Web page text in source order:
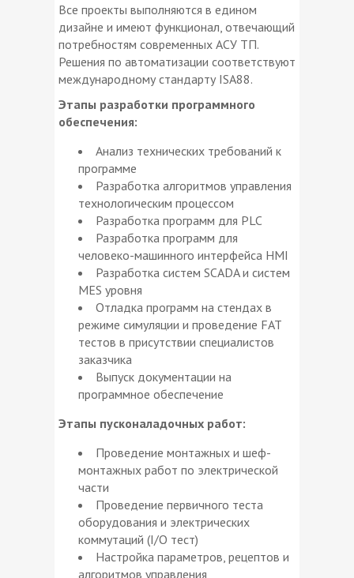
Все проекты выполняются в едином
дизайне и имеют функционал, отвечающий
потребностям современных АСУ ТП.
Решения по автоматизации соответствуют
международному стандарту ISA88.
Этапы разработки программного
обеспечения:
Анализ технических требований к
программе
Разработка алгоритмов управления
технологическим процессом
Разработка программ для PLC
Разработка программ для
человеко-машинного интерфейса HMI
Разработка систем SCADA и систем
MES уровня
Отладка программ на стендах в
режиме симуляции и проведение FAT
тестов в присутствии специалистов
заказчика
Выпуск документации на
программное обеспечение
Этапы пусконаладочных работ:
Проведение монтажных и шеф-
монтажных работ по электрической
части
Проведение первичного теста
оборудования и электрических
коммутаций (I/O тест)
Настройка параметров, рецептов и
алгоритмов управления